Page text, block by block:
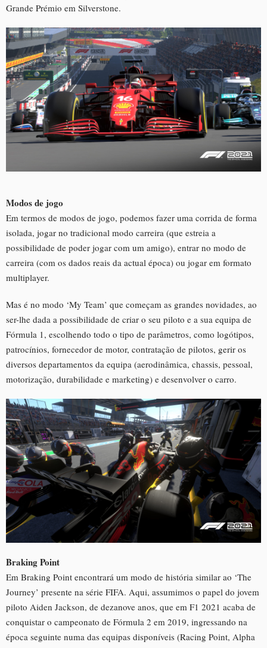
Grande Prémio em Silverstone.
Modos de jogo
Em termos de modos de jogo, podemos fazer uma corrida de forma
isolada, jogar no tradicional modo carreira (que estreia a
possibilidade de poder jogar com um amigo), entrar no modo de
carreira (com os dados reais da actual época) ou jogar em formato
multiplayer.
Mas é no modo ‘My Team’ que começam as grandes novidades, ao
ser-lhe dada a possibilidade de criar o seu piloto e a sua equipa de
Fórmula 1, escolhendo todo o tipo de parâmetros, como logótipos,
patrocínios, fornecedor de motor, contratação de pilotos, gerir os
diversos departamentos da equipa (aerodinâmica, chassis, pessoal,
motorização, durabilidade e marketing) e desenvolver o carro.
Braking Point
Em Braking Point encontrará um modo de história similar ao ‘The
Journey’ presente na série FIFA. Aqui, assumimos o papel do jovem
piloto Aiden Jackson, de dezanove anos, que em F1 2021 acaba de
conquistar o campeonato de Fórmula 2 em 2019, ingressando na
época seguinte numa das equipas disponíveis (Racing Point, Alpha